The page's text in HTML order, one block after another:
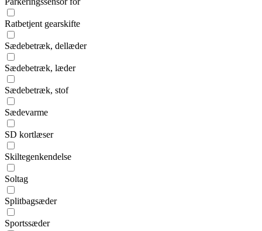
Ratbetjent gearskifte
Sædebetræk, dellæder
Sædebetræk, læder
Sædebetræk, stof
Sædevarme
SD kortlæser
Skiltegenkendelse
Soltag
Splitbagsæder
Sportssæder